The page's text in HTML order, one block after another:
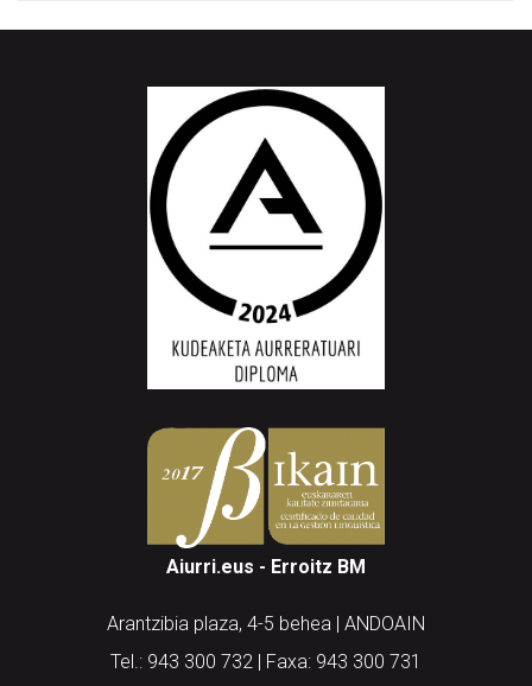
Aiurri.eus - Erroitz BM
Arantzibia plaza, 4-5 behea | ANDOAIN
Tel.: 943 300 732 | Faxa: 943 300 731